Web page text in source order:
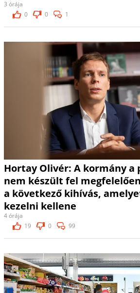
3 órája
0
0 1
Hortay Olivér: A kormány a
nem készült fel
a következő kihívás,
kezelni kellene
4 órája
19
0 99